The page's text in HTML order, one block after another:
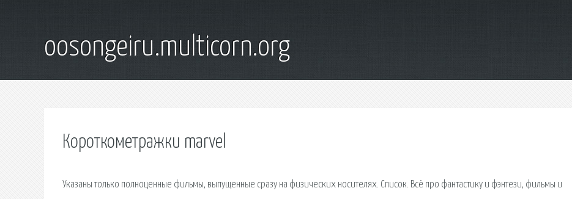
oosongeiru.multicorn.org
Короткометражки marvel
Указаны только полноценные фильмы, выпущенные сразу на физических носителях. Список. Всё про фантастику и фэнтези, фильмы и